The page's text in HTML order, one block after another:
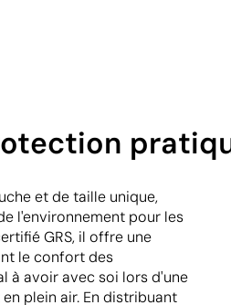
et de taille unique,
l'environnement pour les
GRS, il offre une
le confort des
à avoir avec soi lors d'une
plein air. En distribuant